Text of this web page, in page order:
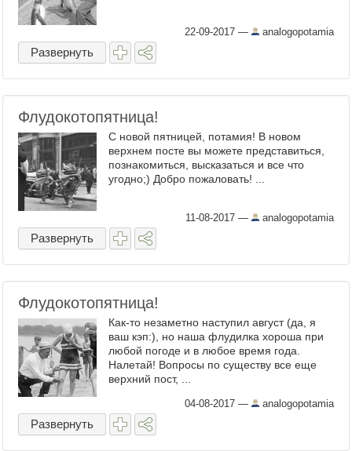
22-09-2017 — analogopotamia
Развернуть
Флудокотопятница!
С новой пятницей, потамия! В новом
верхнем посте вы можете представиться,
познакомиться, высказаться и все что
угодно;) Добро пожаловать! ...
11-08-2017 — analogopotamia
Развернуть
Флудокотопятница!
Как-то незаметно наступил август (да, я
ваш кэп:), но наша флудилка хороша при
любой погоде и в любое время года.
Налетай! Вопросы по существу все еще
верхний пост, ...
04-08-2017 — analogopotamia
Развернуть